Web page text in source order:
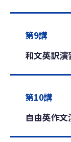
第9講
和文英訳演
第10講
自由英作文